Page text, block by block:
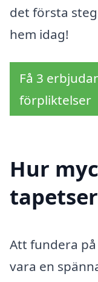
det första
hem idag!
Få 3
förpliktelser
Hur
Att fundera på
vara en